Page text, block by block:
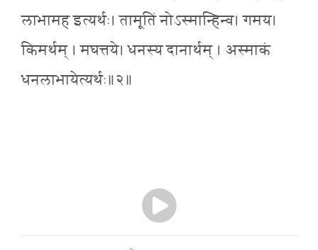
लाभामह इत्यर्थः। तामूतिं नोऽस्मान्हिन्व। गमय।
किमर्थम् । मघत्तये। धनस्य दानार्थम् । अस्माकं
धनलाभायेत्यर्थः॥२॥